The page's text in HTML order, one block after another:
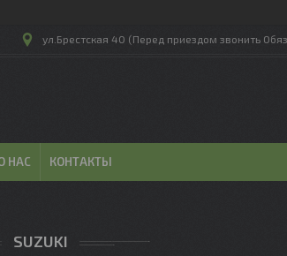
ул.Брестская 40 (Перед приездом звонить
НАС КОНТАКТЫ
SUZUKI